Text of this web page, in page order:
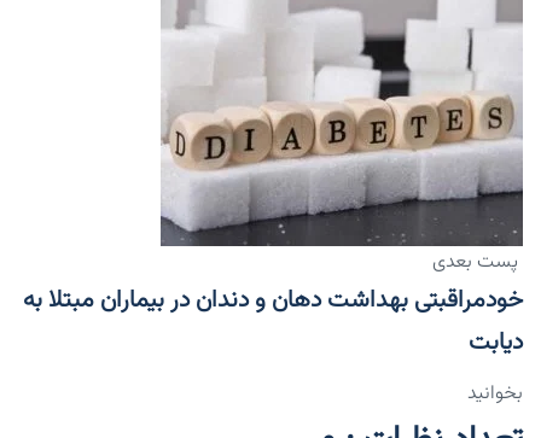
پست بعدی
خودمراقبتی بهداشت دهان و دندان در بیماران مبتلا به
دیابت
بخوانید